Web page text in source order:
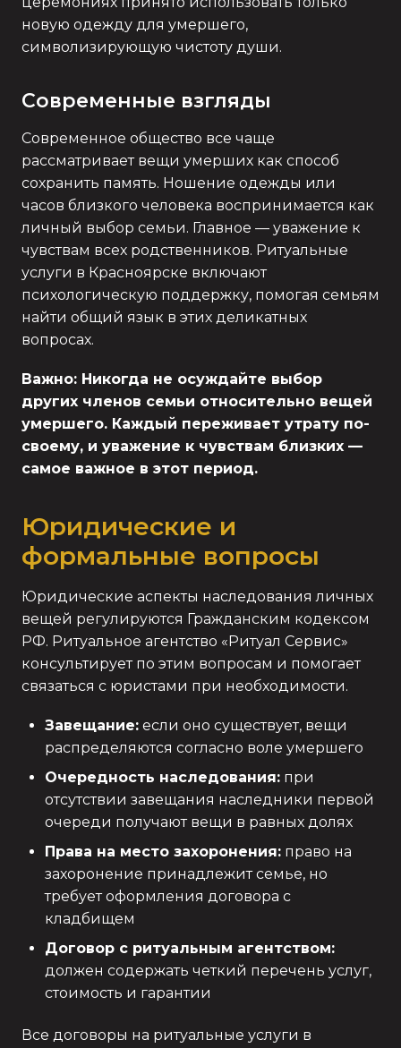
новую одежду для умершего,
символизирующую чистоту души.
Современные взгляды
Современное общество все чаще
рассматривает вещи умерших как способ
сохранить память. Ношение одежды или
часов близкого человека воспринимается как
личный выбор семьи. Главное — уважение к
чувствам всех родственников. Ритуальные
услуги в Красноярске включают
психологическую поддержку, помогая семьям
найти общий язык в этих деликатных
вопросах.
Важно: Никогда не осуждайте выбор
других членов семьи относительно вещей
умершего. Каждый переживает утрату по-
своему, и уважение к чувствам близких —
самое важное в этот период.
Юридические и
формальные вопросы
Юридические аспекты наследования личных
вещей регулируются Гражданским кодексом
РФ. Ритуальное агентство «Ритуал Сервис»
консультирует по этим вопросам и помогает
связаться с юристами при необходимости.
Завещание:если оно существует, вещи
распределяются согласно воле умершего
Очередность наследования:при
отсутствии завещания наследники первой
очереди получают вещи в равных долях
Права на место захоронения:право на
захоронение принадлежит семье, но
требует оформления договора с
кладбищем
Договор с ритуальным агентством:
должен содержать четкий перечень услуг,
стоимость и гарантии
Все договоры на ритуальные услуги в